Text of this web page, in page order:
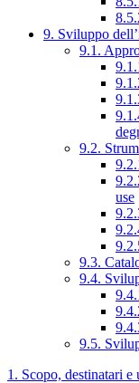
9. Sviluppo
9.1.
9.2.
use
9.3.
9.4.
9.5.
1. Scopo, destinatari